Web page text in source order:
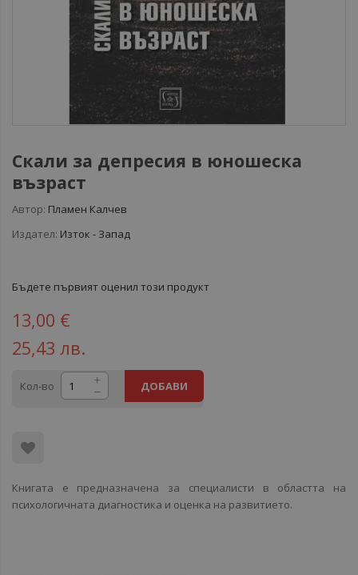
Скали за депресия в юношеска
възраст
Автор: Пламен Калчев
Издател: Изток - Запад
Бъдете първият оценил този продукт
13,00 €
25,43 лв.
Кол-во ДОБАВИ
Книгата е предназначена за специалисти в областта на
психологичната диагностика и оценка на развитието.